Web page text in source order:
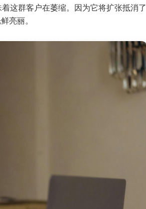
这群客户在萎缩。因为它将扩张抵消了
亮丽。